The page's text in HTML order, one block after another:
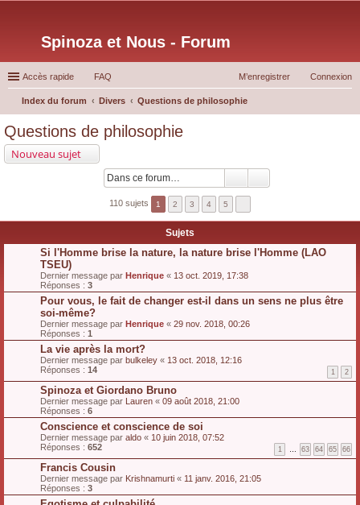
Spinoza et Nous - Forum
Accès rapide FAQ Connexion
M’enregistrer
Index du forum Divers
Questions de philosophie
Questions de philosophie
Nouveau sujet
110 sujets 1 2 3 4 5
Sujets
Si l'Homme brise la nature, la nature brise l'Homme (LAO
TSEU)
Dernier message par Henrique « 13 oct. 2019, 17:38
Réponses : 3
Pour vous, le fait de changer est-il dans un sens ne plus être
soi-même?
Dernier message par Henrique « 29 nov. 2018, 00:26
Réponses : 1
La vie après la mort?
Dernier message par bulkeley « 13 oct. 2018, 12:16
Réponses : 14 1 2
Spinoza et Giordano Bruno
Dernier message par Lauren « 09 août 2018, 21:00
Réponses : 6
Conscience et conscience de soi
Dernier message par aldo « 10 juin 2018, 07:52
Réponses : 652 1 … 63 64 65 66
Francis Cousin
Dernier message par Krishnamurti « 11 janv. 2016, 21:05
Réponses : 3